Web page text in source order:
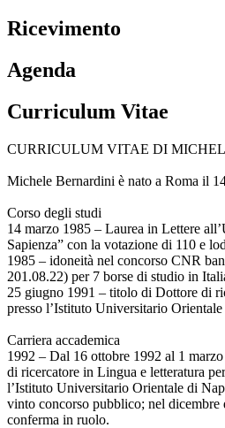
Ricevimento
Agenda
Curriculum Vitae
CURRICULUM VITAE DI
Michele Bernardini è nato a Roma il
Corso degli studi
14 marzo 1985 – Laurea in Lettere
Sapienza” con la votazione di 110 e
1985 – idoneità nel concorso CNR
201.08.22) per 7 borse di studio in
25 giugno 1991 – titolo di Dottore di
presso l’Istituto Universitario
Carriera accademica
1992 – Dal 16 ottobre 1992 al 1
di ricercatore in Lingua e letteratura
l’Istituto Universitario Orientale di
vinto concorso pubblico; nel dicembre
conferma in ruolo.